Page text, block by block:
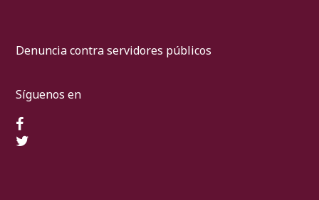
Denuncia contra servidores públicos
Síguenos en